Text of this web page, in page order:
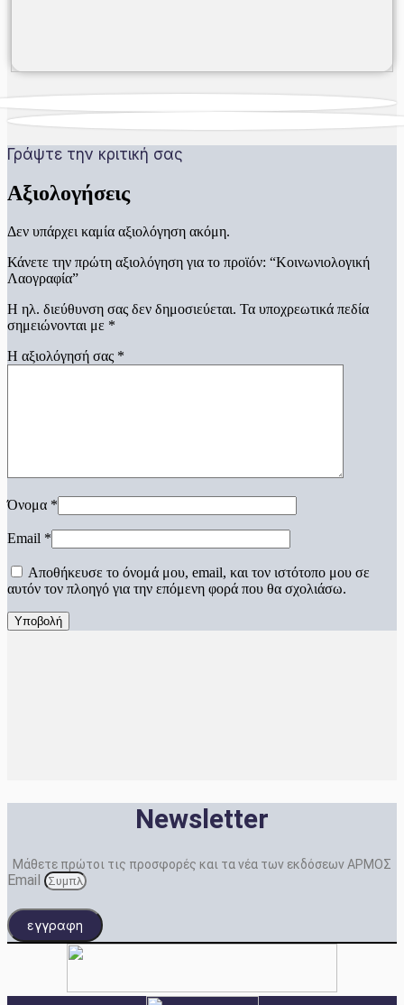
Γράψτε την κριτική σας
Αξιολογήσεις
Δεν υπάρχει καμία αξιολόγηση ακόμη.
Κάνετε την πρώτη αξιολόγηση για το προϊόν: “Κοινωνιολογική
Λαογραφία”
Η ηλ. διεύθυνση σας δεν δημοσιεύεται. Τα υποχρεωτικά πεδία
σημειώνονται με *
Η αξιολόγησή σας *
Όνομα *
Email *
Αποθήκευσε το όνομά μου, email, και τον ιστότοπο μου σε
αυτόν τον πλοηγό για την επόμενη φορά που θα σχολιάσω.
Newsletter
Μάθετε πρώτοι τις προσφορές και τα νέα των εκδόσεων ΑΡΜΟΣ
Email
εγγραφη